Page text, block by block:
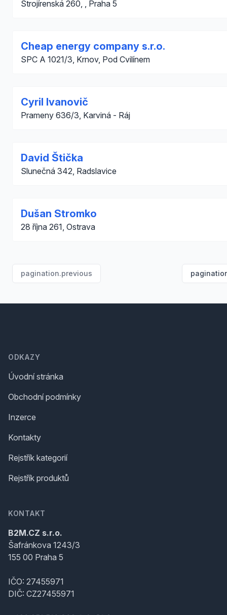
Strojírenská 260, , Praha 5
Cheap energy company s.r.o.
SPC A 1021/3, Krnov, Pod Cvilínem
Cyril Ivanovič
Prameny 636/3, Karviná - Ráj
David Štička
Slunečná 342, Radslavice
Dušan Stromko
28 října 261, Ostrava
pagination.previous
ODKAZY
Úvodní stránka
Obchodní podmínky
Inzerce
Kontakty
Rejstřík kategorií
Rejstřík produktů
KONTAKT
B2M.CZ s.r.o.
Šafránkova 1243/3
155 00 Praha 5
IČO: 27455971
DIČ: CZ27455971